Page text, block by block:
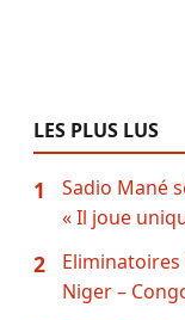
LES PLUS LUS
1
Sadio Mané
« Il joue
2
Eliminatoires
Niger –